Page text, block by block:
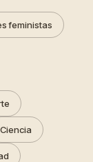
feministas
Ciencia